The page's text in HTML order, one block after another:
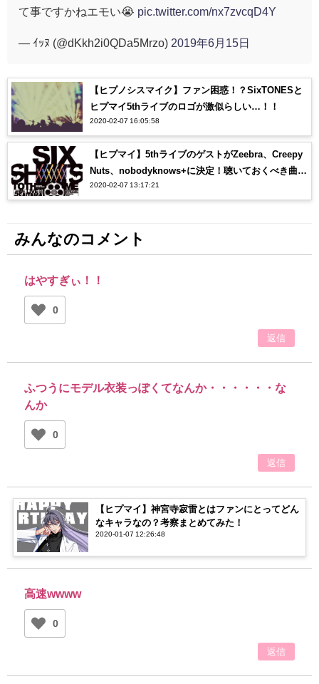
て事ですかねエモい😭 pic.twitter.com/nx7zvcqD4Y
— ｲｯﾇ (@dKkh2i0QDa5Mrzo) 2019年6月15日
【ヒプノシスマイク】ファン困惑！？SixTONESと
ヒプマイ5thライブのロゴが激似らしい…！！
2020-02-07 16:05:58
【ヒプマイ】5thライブのゲストがZeebra、Creepy
Nuts、nobodyknows+に決定！聴いておくべき曲
は？？
2020-02-07 13:17:21
みんなのコメント
はやすぎぃ！！
0
返信
ふつうにモデル衣装っぽくてなんか・・・・・・な
んか
0
返信
【ヒプマイ】神宮寺寂雷とはファンにとってどん
なキャラなの？考察まとめてみた！
2020-01-07 12:26:48
高速wwww
0
返信